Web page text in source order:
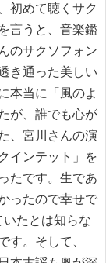
初めて聴くサク
言うと、音楽鑑
のサクソフォン
き通った美しい
本当に「風のよ
が、誰でも心が
、宮川さんの演
インテット」を
たです。生であ
ったので幸せで
いたとは知らな
す。そして、